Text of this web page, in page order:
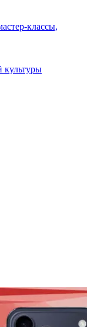
классы,
культуры